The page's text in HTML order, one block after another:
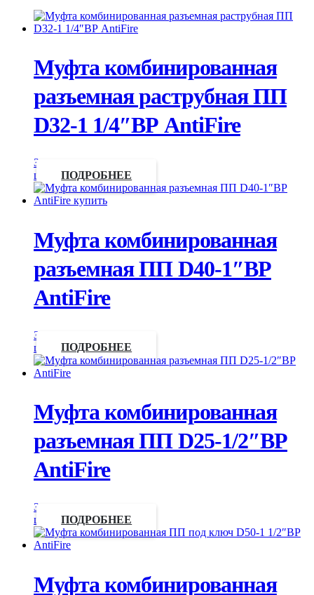
Муфта комбинированная
разъемная раструбная ПП
D32-1 1/4″ВР AntiFire
Запросить
цену
ПОДРОБНЕЕ
Муфта комбинированная
разъемная ПП D40-1″ВР
AntiFire
Запросить
цену
ПОДРОБНЕЕ
Муфта комбинированная
разъемная ПП D25-1/2″ВР
AntiFire
Запросить
цену
ПОДРОБНЕЕ
Муфта комбинированная